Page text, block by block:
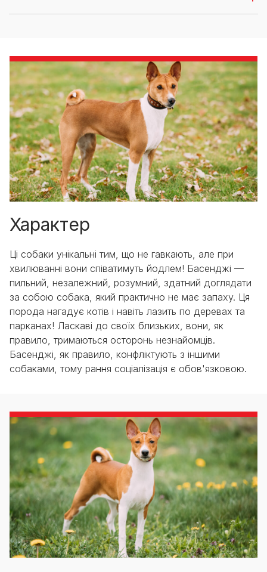
Характер
Ці собаки унікальні тим, що не гавкають, але при
хвилюванні вони співатимуть йодлем! Басенджі —
пильний, незалежний, розумний, здатний доглядати
за собою собака, який практично не має запаху. Ця
порода нагадує котів і навіть лазить по деревах та
парканах! Ласкаві до своїх близьких, вони, як
правило, тримаються осторонь незнайомців.
Басенджі, як правило, конфліктують з іншими
собаками, тому рання соціалізація є обов'язковою.